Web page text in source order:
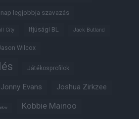
legjobbja szavazás
City Ifjúsági BL Jack Butland
Wilcox
Játékosprofilok
Jonny Evans Joshua Zirkzee
Kobbie Mainoo